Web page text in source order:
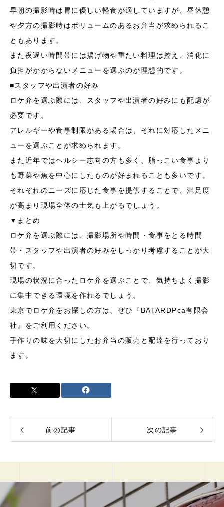
早朝の撮影時は胃に優しい軽食が適していますが、昼休憩
や夕方の撮影時はボリュームのあるお弁当が求められるこ
ともあります。
また夜遅い時間帯には揚げ物や重たい料理は控え、消化に
負担がかからないメニューを選ぶのが理想的です。
■スタッフや出演者の好み
ロケ弁を選ぶ際には、スタッフや出演者の好みにも配慮が
必要です。
アレルギーや食事制限がある場合は、それに対応したメニ
ューを選ぶことが求められます。
また近年ではヘルシー志向の方も多く、脂っこい食事より
も野菜や魚を中心にしたものが好まれることも多いです。
それぞれのニーズに応じた食事を提供することで、満足度
が高まり現場全体の士気も上がるでしょう。
▼まとめ
ロケ弁を選ぶ際には、撮影場所や時間・食事をとる時間
帯・スタッフや出演者の好みをしっかり考慮することが大
切です。
現場の状況に合ったロケ弁を選ぶことで、気持ちよく撮影
に集中できる環境を作れるでしょう。
東京でロケ弁をお探しの方は、ぜひ『BATARDPca有限会
社』をご利用ください。
手作りの味を大切にしたお弁当の販売と配達を行っており
ます。
前の記事 次の記事